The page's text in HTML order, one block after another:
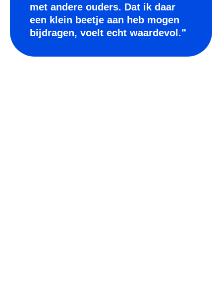
met andere ouders. Dat ik daar
een klein beetje aan heb mogen
bijdragen, voelt echt waardevol.”